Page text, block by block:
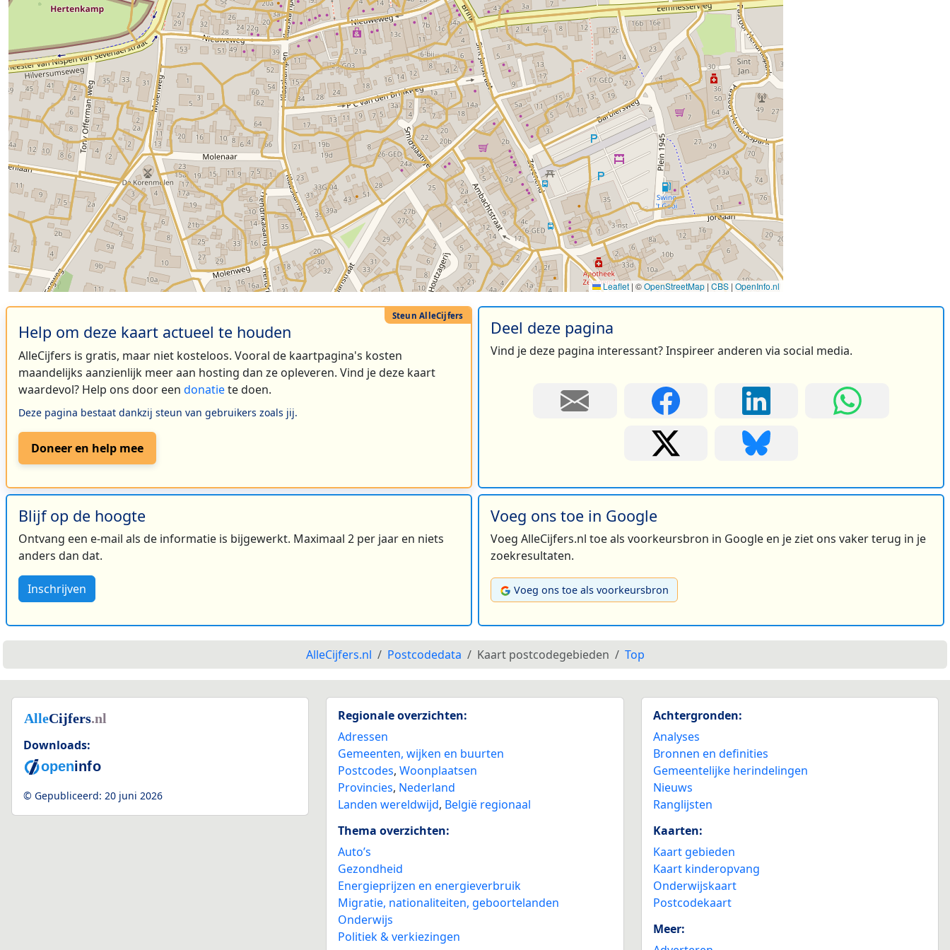
Leaflet | ©OpenStreetMap | CBS | OpenInfo.nl
Help om deze kaart actueel te houden
AlleCijfers is gratis, maar niet kosteloos. Vooral de kaartpagina's kosten
maandelijks aanzienlijk meer aan hosting dan ze opleveren. Vind je deze kaart
waardevol? Help ons door een donatiete doen.
Deze pagina bestaat dankzij steun van gebruikers zoals jij.
Doneer en help mee
Deel deze pagina
Vind je deze pagina interessant? Inspireer anderen via social media.
Blijf op de hoogte
Ontvang een e-mail als de informatie is bijgewerkt. Maximaal 2 per jaar en niets
anders dan dat.
Inschrijven
Voeg ons toe in Google
Voeg AlleCijfers.nl toe als voorkeursbron in Google en je ziet ons vaker terug in je
zoekresultaten.
Voeg ons toe als voorkeursbron
AlleCijfers.nl Postcodedata Kaart postcodegebieden Top
Downloads:
© Gepubliceerd: 20 juni 2026
Regionale overzichten:
Adressen
Gemeenten, wijken en buurten
Postcodes,Woonplaatsen
Provincies, Nederland
Landen wereldwijd, België regionaal
Thema overzichten:
Auto’s
Gezondheid
Energieprijzen en energieverbruik
Migratie, nationaliteiten, geboortelanden
Onderwijs
Politiek & verkiezingen
Achtergronden:
Analyses
Bronnen en definities
Gemeentelijke herindelingen
Nieuws
Ranglijsten
Kaarten:
Kaart gebieden
Kaart kinderopvang
Onderwijskaart
Postcodekaart
Meer: